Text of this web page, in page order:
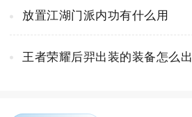
放置江湖门派内功有什么用
王者荣耀后羿出装的装备怎么出